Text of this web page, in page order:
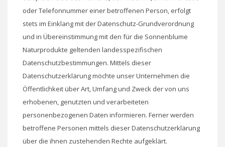
oder Telefonnummer einer betroffenen Person, erfolgt
stets im Einklang mit der Datenschutz-Grundverordnung
und in Übereinstimmung mit den für die Sonnenblume
Naturprodukte geltenden landesspezifischen
Datenschutzbestimmungen. Mittels dieser
Datenschutzerklärung möchte unser Unternehmen die
Öffentlichkeit über Art, Umfang und Zweck der von uns
erhobenen, genutzten und verarbeiteten
personenbezogenen Daten informieren. Ferner werden
betroffene Personen mittels dieser Datenschutzerklärung
über die ihnen zustehenden Rechte aufgeklärt.